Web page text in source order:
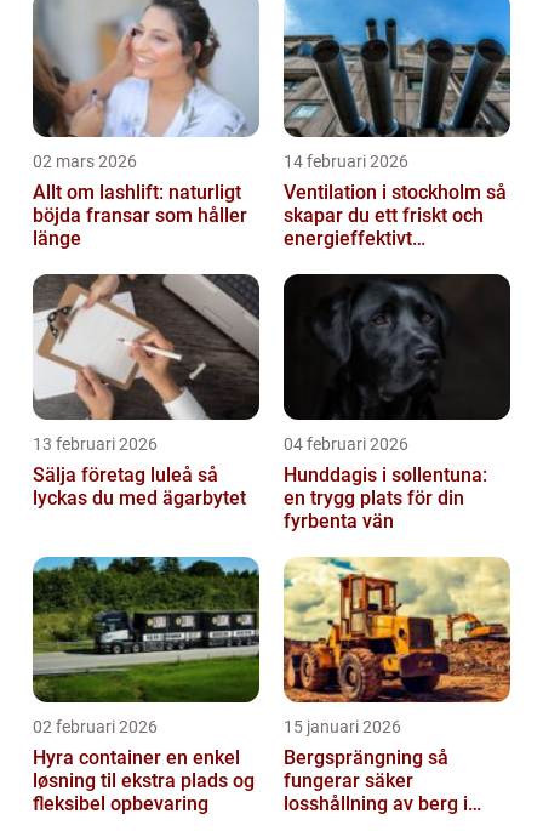
02 mars 2026
Allt om lashlift: naturligt
böjda fransar som håller
länge
14 februari 2026
Ventilation i stockholm så
skapar du ett friskt och
energieffektivt
13 februari 2026
Sälja företag luleå så
lyckas du med ägarbytet
04 februari 2026
Hunddagis i sollentuna:
en trygg plats för din
fyrbenta vän
02 februari 2026
Hyra container en enkel
løsning til ekstra plads og
fleksibel opbevaring
15 januari 2026
Bergsprängning så
fungerar säker
losshållning av berg i